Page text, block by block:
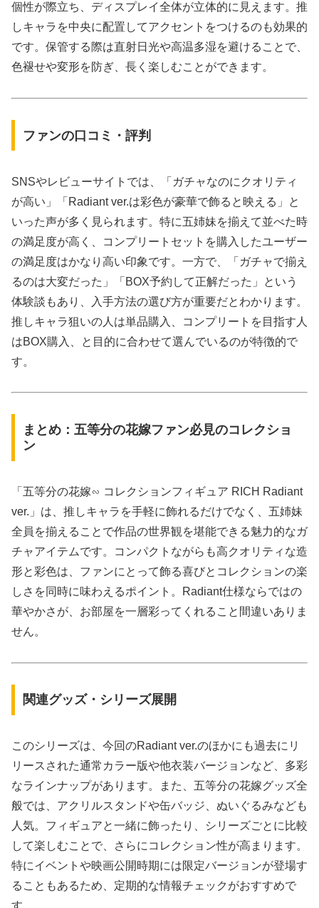
個性が際立ち、ディスプレイ全体が立体的に見えます。推
しキャラを中央に配置してアクセントをつけるのも効果的
です。保管する際は直射日光や高温多湿を避けることで、
色褪せや変形を防ぎ、長く楽しむことができます。
ファンの口コミ・評判
SNSやレビューサイトでは、「ガチャなのにクオリティ
が高い」「Radiant ver.は彩色が豪華で飾ると映える」と
いった声が多く見られます。特に五姉妹を揃えて並べた時
の満足度が高く、コンプリートセットを購入したユーザー
の満足度はかなり高い印象です。一方で、「ガチャで揃え
るのは大変だった」「BOX予約して正解だった」という
体験談もあり、入手方法の選び方が重要だとわかります。
推しキャラ狙いの人は単品購入、コンプリートを目指す人
はBOX購入、と目的に合わせて選んでいるのが特徴的で
す。
まとめ：五等分の花嫁ファン必見のコレクショ
ン
「五等分の花嫁∽ コレクションフィギュア RICH Radiant
ver.」は、推しキャラを手軽に飾れるだけでなく、五姉妹
全員を揃えることで作品の世界観を堪能できる魅力的なガ
チャアイテムです。コンパクトながらも高クオリティな造
形と彩色は、ファンにとって飾る喜びとコレクションの楽
しさを同時に味わえるポイント。Radiant仕様ならではの
華やかさが、お部屋を一層彩ってくれること間違いありま
せん。
関連グッズ・シリーズ展開
このシリーズは、今回のRadiant ver.のほかにも過去にリ
リースされた通常カラー版や他衣装バージョンなど、多彩
なラインナップがあります。また、五等分の花嫁グッズ全
般では、アクリルスタンドや缶バッジ、ぬいぐるみなども
人気。フィギュアと一緒に飾ったり、シリーズごとに比較
して楽しむことで、さらにコレクション性が高まります。
特にイベントや映画公開時期には限定バージョンが登場す
ることもあるため、定期的な情報チェックがおすすめで